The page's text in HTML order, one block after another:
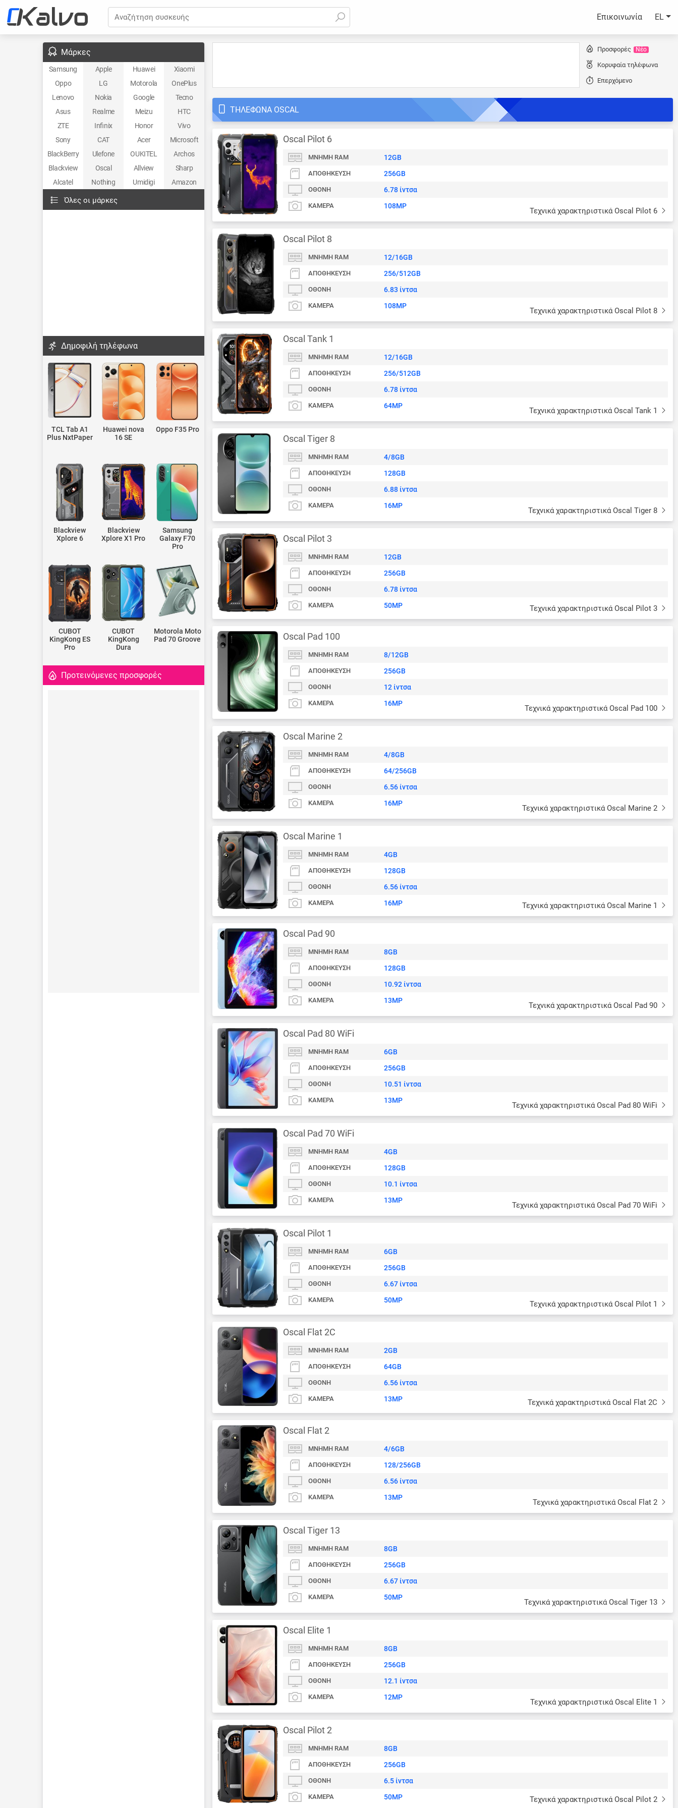
Επικοινωνία EL
Αναζήτηση συσκευής
Προσφορές Νέο
Κορυφαία τηλέφωνα
Επερχόμενο
ΤΗΛΈΦΩΝΑ OSCAL
Oscal Pilot 6
ΜΝΉΜΗ RAM 12GB
ΑΠΟΘΉΚΕΥΣΗ 256GB
ΟΘΌΝΗ 6.78 ίντσα
ΚΆΜΕΡΑ 108MP
Τεχνικά χαρακτηριστικά Oscal Pilot 6
Oscal Pilot 8
ΜΝΉΜΗ RAM 12/16GB
ΑΠΟΘΉΚΕΥΣΗ 256/512GB
ΟΘΌΝΗ 6.83 ίντσα
ΚΆΜΕΡΑ 108MP
Τεχνικά χαρακτηριστικά Oscal Pilot 8
Oscal Tank 1
ΜΝΉΜΗ RAM 12/16GB
ΑΠΟΘΉΚΕΥΣΗ 256/512GB
ΟΘΌΝΗ 6.78 ίντσα
ΚΆΜΕΡΑ 64MP
Τεχνικά χαρακτηριστικά Oscal Tank 1
Oscal Tiger 8
ΜΝΉΜΗ RAM 4/8GB
ΑΠΟΘΉΚΕΥΣΗ 128GB
ΟΘΌΝΗ 6.88 ίντσα
ΚΆΜΕΡΑ 16MP
Τεχνικά χαρακτηριστικά Oscal Tiger 8
Oscal Pilot 3
ΜΝΉΜΗ RAM 12GB
ΑΠΟΘΉΚΕΥΣΗ 256GB
ΟΘΌΝΗ 6.78 ίντσα
ΚΆΜΕΡΑ 50MP Τεχνικά χαρακτηριστικά Oscal Pilot 3
Oscal Pad 100
ΜΝΉΜΗ RAM 8/12GB
ΑΠΟΘΉΚΕΥΣΗ 256GB
ΟΘΌΝΗ 12 ίντσα
ΚΆΜΕΡΑ 16MP
Τεχνικά χαρακτηριστικά Oscal Pad 100
Oscal Marine 2
ΜΝΉΜΗ RAM 4/8GB
ΑΠΟΘΉΚΕΥΣΗ 64/256GB
ΟΘΌΝΗ 6.56 ίντσα
ΚΆΜΕΡΑ 16MP
Τεχνικά χαρακτηριστικά Oscal Marine 2
Oscal Marine 1
ΜΝΉΜΗ RAM 4GB
ΑΠΟΘΉΚΕΥΣΗ 128GB
ΟΘΌΝΗ 6.56 ίντσα
ΚΆΜΕΡΑ 16MP Τεχνικά χαρακτηριστικά Oscal Marine 1
Oscal Pad 90
ΜΝΉΜΗ RAM 8GB
ΑΠΟΘΉΚΕΥΣΗ 128GB
ΟΘΌΝΗ 10.92 ίντσα
ΚΆΜΕΡΑ 13MP
Τεχνικά χαρακτηριστικά Oscal Pad 90
Oscal Pad 80 WiFi
ΜΝΉΜΗ RAM 6GB
ΑΠΟΘΉΚΕΥΣΗ 256GB
ΟΘΌΝΗ 10.51 ίντσα
ΚΆΜΕΡΑ 13MP
Τεχνικά χαρακτηριστικά Oscal Pad 80 WiFi
Oscal Pad 70 WiFi
ΜΝΉΜΗ RAM 4GB
ΑΠΟΘΉΚΕΥΣΗ 128GB
ΟΘΌΝΗ 10.1 ίντσα
ΚΆΜΕΡΑ 13MP
Τεχνικά χαρακτηριστικά Oscal Pad 70 WiFi
Oscal Pilot 1
ΜΝΉΜΗ RAM 6GB
ΑΠΟΘΉΚΕΥΣΗ 256GB
ΟΘΌΝΗ 6.67 ίντσα
ΚΆΜΕΡΑ 50MP Τεχνικά χαρακτηριστικά Oscal Pilot 1
Oscal Flat 2C
ΜΝΉΜΗ RAM 2GB
ΑΠΟΘΉΚΕΥΣΗ 64GB
ΟΘΌΝΗ 6.56 ίντσα
ΚΆΜΕΡΑ 13MP Τεχνικά χαρακτηριστικά Oscal Flat 2C
Oscal Flat 2
ΜΝΉΜΗ RAM 4/6GB
ΑΠΟΘΉΚΕΥΣΗ 128/256GB
ΟΘΌΝΗ 6.56 ίντσα
ΚΆΜΕΡΑ 13MP
Τεχνικά χαρακτηριστικά Oscal Flat 2
Oscal Tiger 13
ΜΝΉΜΗ RAM 8GB
ΑΠΟΘΉΚΕΥΣΗ 256GB
ΟΘΌΝΗ 6.67 ίντσα
ΚΆΜΕΡΑ 50MP
Τεχνικά χαρακτηριστικά Oscal Tiger 13
Oscal Elite 1
ΜΝΉΜΗ RAM 8GB
ΑΠΟΘΉΚΕΥΣΗ 256GB
ΟΘΌΝΗ 12.1 ίντσα
ΚΆΜΕΡΑ 12MP
Τεχνικά χαρακτηριστικά Oscal Elite 1
Oscal Pilot 2
ΜΝΉΜΗ RAM 8GB
ΑΠΟΘΉΚΕΥΣΗ 256GB
ΟΘΌΝΗ 6.5 ίντσα
ΚΆΜΕΡΑ 50MP Τεχνικά χαρακτηριστικά Oscal Pilot 2
Μάρκες
Samsung Apple Huawei
Xiaomi
Oppo
LG Motorola
OnePlus
Lenovo
Nokia Google
Tecno
Asus
Realme Meizu
HTC
ZTE
Infinix Honor
Vivo
Sony
CAT Acer
Microsoft
BlackBerry
Ulefone OUKITEL
Archos
Blackview
Oscal Allview
Sharp
Alcatel
Nothing Umidigi Amazon
Όλες οι μάρκες
Δημοφιλή τηλέφωνα
TCL Tab A1
Plus NxtPaper
Huawei nova
16 SE
Oppo F35 Pro
Blackview
Xplore 6
Blackview
Xplore X1 Pro
Samsung
Galaxy F70
Pro
CUBOT
KingKong ES
Pro
CUBOT
KingKong
Dura
Motorola Moto
Pad 70 Groove
Προτεινόμενες προσφορές